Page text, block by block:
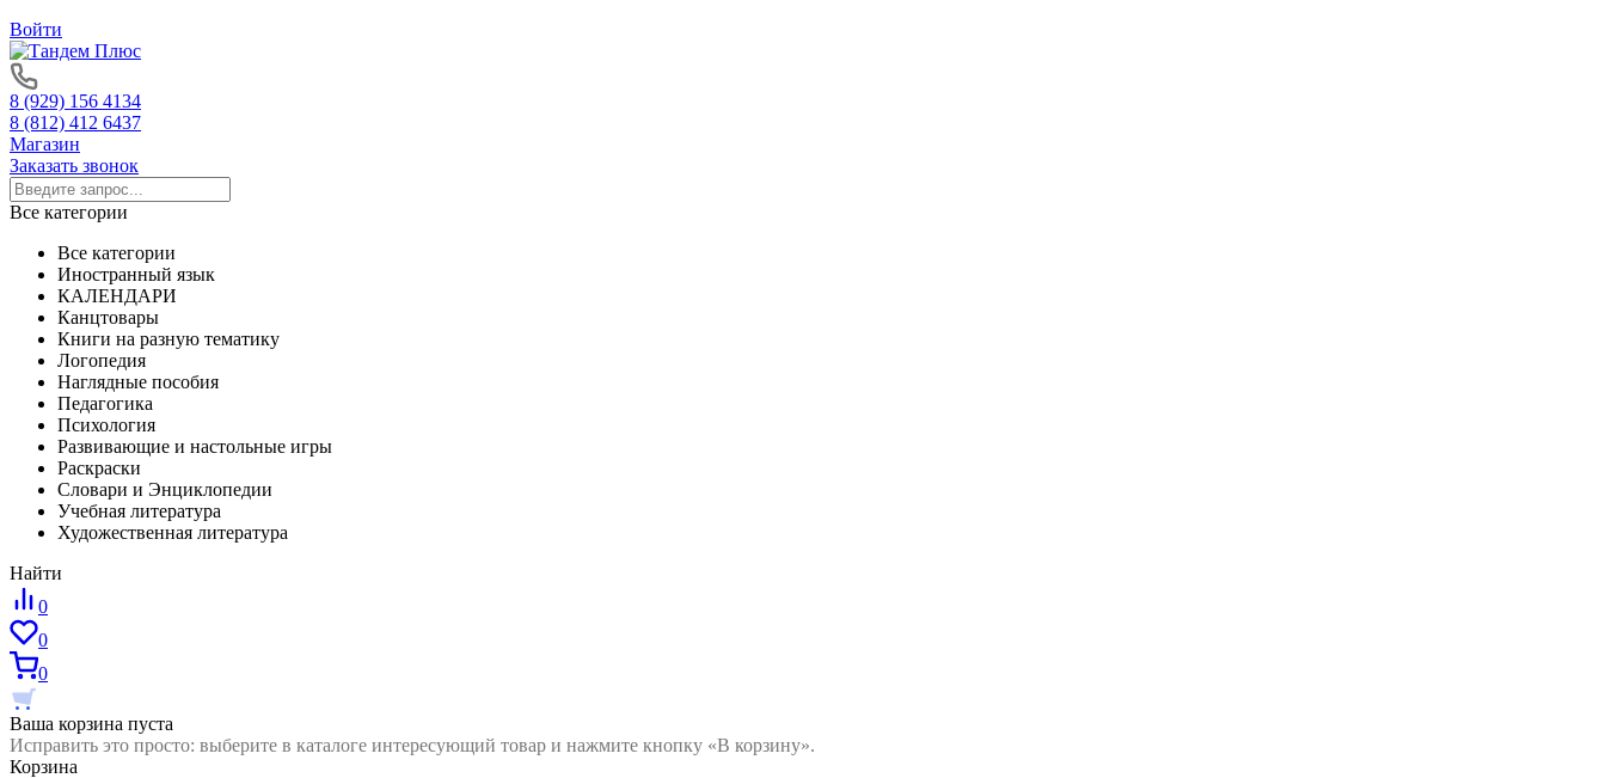
Войти
8 (929) 156 4134
8 (812) 412 6437
Магазин
Заказать звонок
Все категории
Все категории
Иностранный язык
КАЛЕНДАРИ
Канцтовары
Книги на разную тематику
Логопедия
Наглядные пособия
Педагогика
Психология
Развивающие и настольные игры
Раскраски
Словари и Энциклопедии
Учебная литература
Художественная литература
Найти
0
0
0
Ваша корзина пуста
Исправить это просто: выберите в каталоге интересующий товар и нажмите кнопку «В корзину».
Корзина